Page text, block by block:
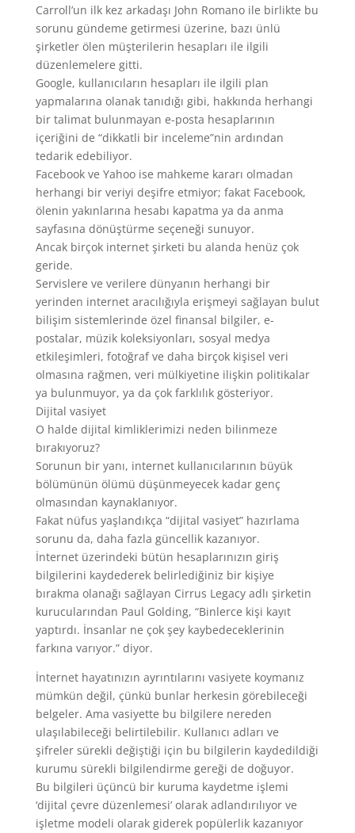
Carroll’un ilk kez arkadaşı John Romano ile birlikte bu
sorunu gündeme getirmesi üzerine, bazı ünlü
şirketler ölen müşterilerin hesapları ile ilgili
düzenlemelere gitti.
Google, kullanıcıların hesapları ile ilgili plan
yapmalarına olanak tanıdığı gibi, hakkında herhangi
bir talimat bulunmayan e-posta hesaplarının
içeriğini de “dikkatli bir inceleme”nin ardından
tedarik edebiliyor.
Facebook ve Yahoo ise mahkeme kararı olmadan
herhangi bir veriyi deşifre etmiyor; fakat Facebook,
ölenin yakınlarına hesabı kapatma ya da anma
sayfasına dönüştürme seçeneği sunuyor.
Ancak birçok internet şirketi bu alanda henüz çok
geride.
Servislere ve verilere dünyanın herhangi bir
yerinden internet aracılığıyla erişmeyi sağlayan bulut
bilişim sistemlerinde özel finansal bilgiler, e-
postalar, müzik koleksiyonları, sosyal medya
etkileşimleri, fotoğraf ve daha birçok kişisel veri
olmasına rağmen, veri mülkiyetine ilişkin politikalar
ya bulunmuyor, ya da çok farklılık gösteriyor.
Dijital vasiyet
O halde dijital kimliklerimizi neden bilinmeze
bırakıyoruz?
Sorunun bir yanı, internet kullanıcılarının büyük
bölümünün ölümü düşünmeyecek kadar genç
olmasından kaynaklanıyor.
Fakat nüfus yaşlandıkça “dijital vasiyet” hazırlama
sorunu da, daha fazla güncellik kazanıyor.
İnternet üzerindeki bütün hesaplarınızın giriş
bilgilerini kaydederek belirlediğiniz bir kişiye
bırakma olanağı sağlayan Cirrus Legacy adlı şirketin
kurucularından Paul Golding, “Binlerce kişi kayıt
yaptırdı. İnsanlar ne çok şey kaybedeceklerinin
farkına varıyor.” diyor.
İnternet hayatınızın ayrıntılarını vasiyete koymanız
mümkün değil, çünkü bunlar herkesin görebileceği
belgeler. Ama vasiyette bu bilgilere nereden
ulaşılabileceği belirtilebilir. Kullanıcı adları ve
şifreler sürekli değiştiği için bu bilgilerin kaydedildiği
kurumu sürekli bilgilendirme gereği de doğuyor.
Bu bilgileri üçüncü bir kuruma kaydetme işlemi
‘dijital çevre düzenlemesi’ olarak adlandırılıyor ve
işletme modeli olarak giderek popülerlik kazanıyor